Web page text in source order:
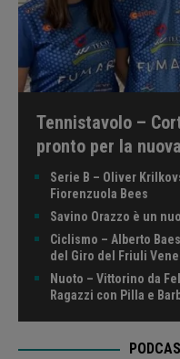
Tennistavolo –
pronto per la
Serie B – Oliver
Fiorenzuola Bees
Savino Orazzo è un
Ciclismo – Alberto
del Giro del Friuli
Nuoto – Vittorino da
Ragazzi con Pilla e